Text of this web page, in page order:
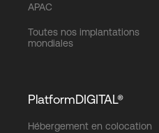
APAC
Toutes nos implantations
mondiales
PlatformDIGITAL®
Hébergement en colocation